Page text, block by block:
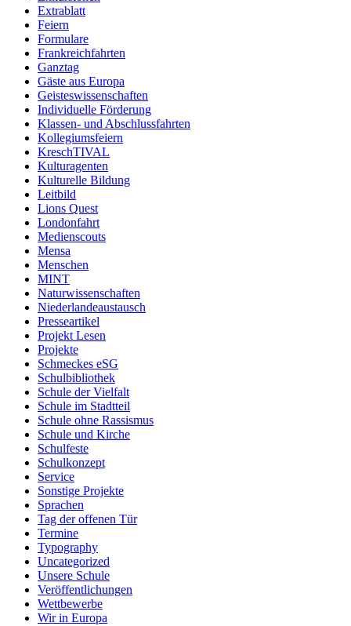
Extrablatt
Feiern
Formulare
Frankreichfahrten
Ganztag
Gäste aus Europa
Geisteswissenschaften
Individuelle Förderung
Klassen- und Abschlussfahrten
Kollegiumsfeiern
KreschTIVAL
Kulturagenten
Kulturelle Bildung
Leitbild
Lions Quest
Londonfahrt
Medienscouts
Mensa
Menschen
MINT
Naturwissenschaften
Niederlandeaustausch
Presseartikel
Projekt Lesen
Projekte
Schmeckes eSG
Schulbibliothek
Schule der Vielfalt
Schule im Stadtteil
Schule ohne Rassismus
Schule und Kirche
Schulfeste
Schulkonzept
Service
Sonstige Projekte
Sprachen
Tag der offenen Tür
Termine
Typography
Uncategorized
Unsere Schule
Veröffentlichungen
Wettbewerbe
Wir in Europa